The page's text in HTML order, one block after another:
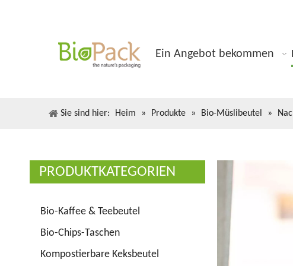
Ein Angebot bekommen
Sie sind hier: Heim » Produkte » Bio-Müslibeutel »
PRODUKTKATEGORIEN
Bio-Kaffee & Teebeutel
Bio-Chips-Taschen
Kompostierbare Keksbeutel